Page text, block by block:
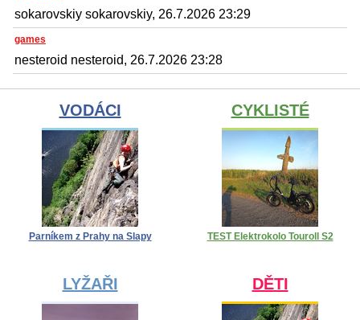
sokarovskiy sokarovskiy, 26.7.2026 23:29
games
nesteroid nesteroid, 26.7.2026 23:28
VODÁCI
Parníkem z Prahy na Slapy
CYKLISTÉ
TEST Elektrokolo Touroll S2
LYŽAŘI DĚTI